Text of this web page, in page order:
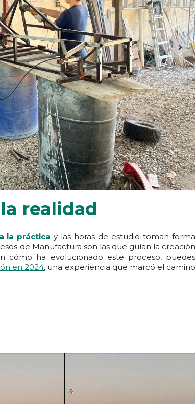
realidad
la práctica y las horas de estudio toman forma
de Manufactura son las que guían la creación
cómo ha evolucionado este proceso, puedes
en 2024, una experiencia que marcó el camino